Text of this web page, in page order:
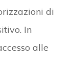
di
In
alle